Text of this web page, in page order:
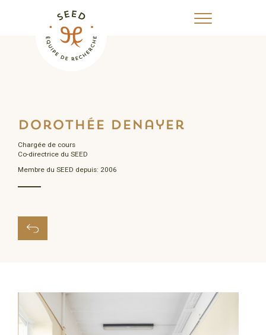
Dorothée Denayer
Chargée de cours
Co-directrice du SEED
Membre du SEED depuis: 2006